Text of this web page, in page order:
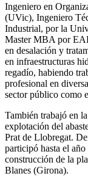
Ingeniero en
(UVic), Ingeniero
Industrial, por la
Master MBA por
en desalación y
en infraestructuras
regadío, habiendo
profesional en
sector público como
También trabajó en
explotación del
Prat de Llobregat.
participó hasta el
construcción de la
Blanes (Girona).